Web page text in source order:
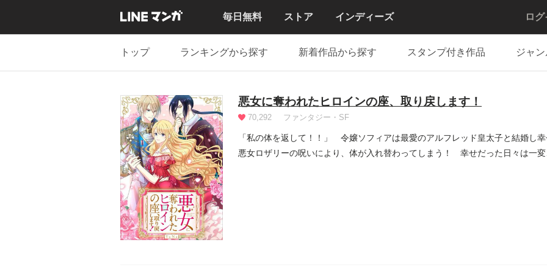
毎日無料 ストア インディーズ ロ
トップ ランキングから探す 新着作品から探す スタンプ付き作品 ジャ
悪女に奪われたヒロインの座、取り戻します！
70,292 ファンタジー・SF
「私の体を返して！！」 令嬢ソフィアは最愛のアルフレッド皇太子と結婚
悪女ロザリーの呪いにより、体が入れ替わってしまう！ 幸せだった日々は一